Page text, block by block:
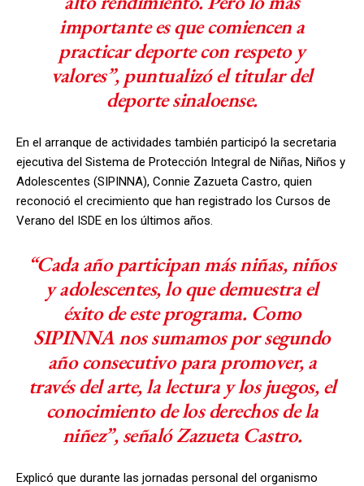
importante es que comiencen a
practicar deporte con respeto y
valores”, puntualizó el titular del
deporte sinaloense.
En el arranque de actividades también participó la secretaria
ejecutiva del Sistema de Protección Integral de Niñas, Niños y
Adolescentes (SIPINNA), Connie Zazueta Castro, quien
reconoció el crecimiento que han registrado los Cursos de
Verano del ISDE en los últimos años.
“Cada año participan más niñas, niños
y adolescentes, lo que demuestra el
éxito de este programa. Como
SIPINNA nos sumamos por segundo
año consecutivo para promover, a
través del arte, la lectura y los juegos, el
conocimiento de los derechos de la
niñez”, señaló Zazueta Castro.
Explicó que durante las jornadas personal del organismo